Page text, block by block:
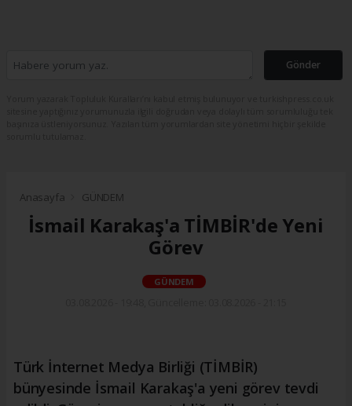
Gönder
Anasayfa GÜNDEM
İsmail Karakaş'a TİMBİR'de Yeni
Görev
GÜNDEM
Türk İnternet Medya Birliği (TİMBİR)
bünyesinde İsmail Karakaş'a yeni görev tevdi